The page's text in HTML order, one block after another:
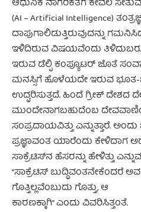
ಆಧುನಿಕ ನಾಗರಿಕತೆಗೆ ಕೇವಲ
(AI – Artificial Intelligence)
ದಾಪುಗಾಲಿಡುತ್ತಿರುವುದನ್ನು
ಇಳಿದಿರುವ ವಿಷಯವೆಂದು
ಇರುವ ಡೆಲ್ಫಿ ಕಂಪ್ಯೂಟರ್ ಜೊತೆ
ಮನಸ್ಸಿಗೆ ಹೊಳೆಯದೇ ಇರುವ ಭೂತ-
ಉದ್ಘರಿಸುತ್ತದೆ. ಹಿಂದೆ ಗ್ರೀಕ್
ಮುಂದೇನಾಗಬಹುದೆಂಬ
ಸಂಪ್ರದಾಯವಿತ್ತು ಎನ್ನುತ್ತಾರೆ.
ಪ್ರಜ್ಞಾವಂತ ಯಾರೆಂದು ಕೇಳಿದಾಗ
ಸಾಕ್ರೆಟಿಸ್‌ನ ಹೆಸರನ್ನು ಹೇಳಿತ್ತು
“ಸಾಕ್ರೆಟಿಸ್ ಬುದ್ಧಿವಂತನೇಕೆಂದರೆ
ಗೊತ್ತಿಲ್ಲವೆಂಬುದು ಗೊತ್ತು, ಆ
ಕಾರಣಕ್ಕಾಗಿ” ಎಂದು ವಿವರಿಸಿತ್ತಂತೆ.